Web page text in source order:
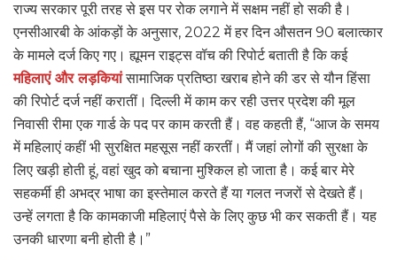
राज्य सरकार पूरी तरह से इस पर रोक लगाने में सक्षम नहीं हो सकी है।
एनसीआरबी के आंकड़ों के अनुसार, 2022 में हर दिन औसतन 90 बलात्कार
के मामले दर्ज किए गए। ह्यूमन राइट्स वॉच की रिपोर्ट बताती है कि कई
महिलाएं और लड़कियांसामाजिक प्रतिष्ठा खराब होने की डर से यौन हिंसा
की रिपोर्ट दर्ज नहीं करातीं। दिल्ली में काम कर रही उत्तर प्रदेश की मूल
निवासी रीमा एक गार्ड के पद पर काम करती हैं। वह कहती हैं, “आज के समय
में महिलाएं कहीं भी सुरक्षित महसूस नहीं करतीं। मैं जहां लोगों की सुरक्षा के
लिए खड़ी होती हूं, वहां खुद को बचाना मुश्किल हो जाता है। कई बार मेरे
सहकर्मी ही अभद्र भाषा का इस्तेमाल करते हैं या गलत नजरों से देखते हैं।
उन्हें लगता है कि कामकाजी महिलाएं पैसे के लिए कुछ भी कर सकती हैं। यह
उनकी धारणा बनी होती है।”